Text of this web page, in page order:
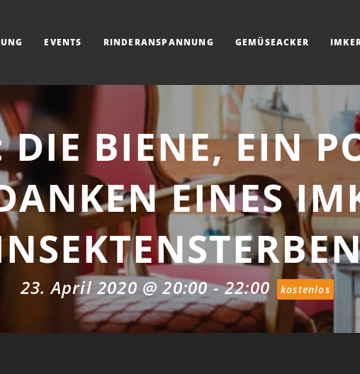
EVENTS RINDERANSPANNUNG GEMÜSEACKER
DIE BIENE, EIN
EINES
23. April 2020 @ 20:00-22:00 kostenlos